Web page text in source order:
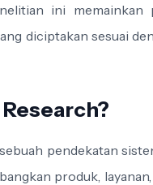
ini
diciptakan sesuai
pendekatan
produk,